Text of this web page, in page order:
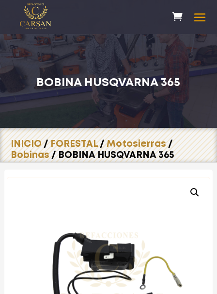
BOBINA HUSQVARNA 365
INICIO/FORESTAL/Motosierras/
Bobinas/ BOBINA HUSQVARNA 365